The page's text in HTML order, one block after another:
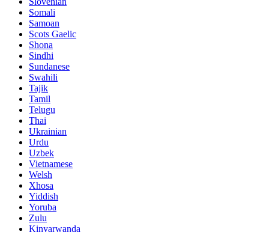
Somali
Samoan
Scots Gaelic
Shona
Sindhi
Sundanese
Swahili
Tajik
Tamil
Telugu
Thai
Ukrainian
Urdu
Uzbek
Vietnamese
Welsh
Xhosa
Yiddish
Yoruba
Zulu
Kinyarwanda